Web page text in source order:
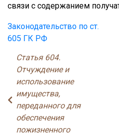
связи с содержанием
Законодательство по ст.
605 ГК РФ
Статья 604.
Отчуждение и
использование
имущества,
переданного для
обеспечения
пожизненного